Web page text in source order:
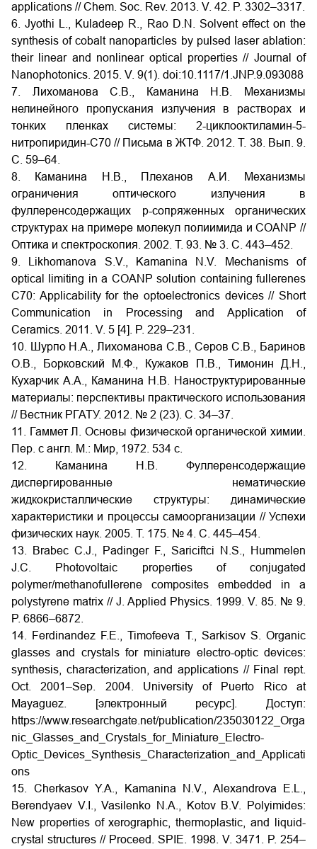
applications // Chem. Soc. Rev. 2013. V. 42. P. 3302–3317.
6. Jyothi L., Kuladeep R., Rao D.N. Solvent effect on the
synthesis of cobalt nanoparticles by pulsed laser ablation:
their linear and nonlinear optical properties // Journal of
Nanophotonics. 2015. V. 9(1). doi:10.1117/1.JNP.9.093088
7. Лихоманова С.В., Каманина Н.В. Механизмы
нелинейного пропускания излучения в растворах и
тонких пленках системы: 2-циклооктиламин-5-
нитропиридин-С70 // Письма в ЖТФ. 2012. Т. 38. Вып. 9.
С. 59–64.
8. Каманина Н.В., Плеханов А.И. Механизмы
ограничения оптического излучения в
фуллеренсодержащих p-сопряженных органических
структурах на примере молекул полиимида и COANP //
Оптика и спектроскопия. 2002. Т. 93. № 3. С. 443–452.
9. Likhomanova S.V., Kamanina N.V. Mechanisms of
optical limiting in a COANP solution containing fullerenes
C70: Applicability for the optoelectronics devices // Short
Communication in Processing and Application of
Ceramics. 2011. V. 5 [4]. P. 229–231.
10. Шурпо Н.А., Лихоманова С.В., Серов С.В., Баринов
О.В., Борковский М.Ф., Кужаков П.В., Тимонин Д.Н.,
Кухарчик А.А., Каманина Н.В. Наноструктурированные
материалы: перспективы практического использования
// Вестник РГАТУ. 2012. № 2 (23). C. 34–37.
11. Гаммет Л. Основы физической органической химии.
Пер. с англ. М.: Мир, 1972. 534 с.
12. Каманина Н.В. Фуллеренсодержащие
диспергированные нематические
жидкокристаллические структуры: динамические
характеристики и процессы самоорганизации // Успехи
физических наук. 2005. Т. 175. № 4. C. 445–454.
13. Brabec C.J., Padinger F., Sariciftci N.S., Hummelen
J.C. Photovoltaic properties of conjugated
polymer/methanofullerene composites embedded in a
polystyrene matrix // J. Applied Physics. 1999. V. 85. № 9.
P. 6866–6872.
14. Ferdinandez F.E., Timofeeva T., Sarkisov S. Organic
glasses and crystals for miniature electro-optic devices:
synthesis, characterization, and applications // Final rept.
Oct. 2001–Sep. 2004. University of Puerto Rico at
Mayaguez. [электронный ресурс]. Доступ:
https://www.researchgate.net/publication/235030122_Orga
nic_Glasses_and_Crystals_for_Miniature_Electro-
Optic_Devices_Synthesis_Characterization_and_Applicati
ons
15. Cherkasov Y.A., Kamanina N.V., Alexandrova E.L.,
Berendyaev V.I., Vasilenko N.A., Kotov B.V. Polyimides:
New properties of xerographic, thermoplastic, and liquid-
crystal structures // Proceed. SPIE. 1998. V. 3471. P. 254–